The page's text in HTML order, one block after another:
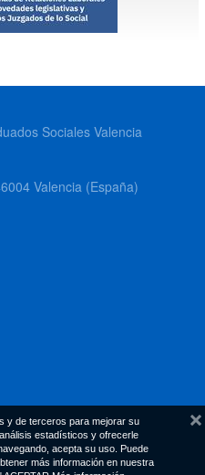
y de terceros para mejorar su
estadísticos y ofrecerle
acepta su uso. Puede
más información en nuestra
Sociales Valencia
Valencia (España)